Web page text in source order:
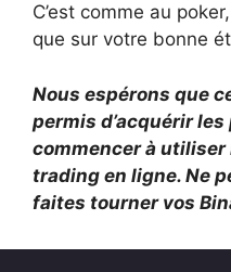
C’est comme au
que sur votre bonne
Nous espérons que
permis d’acquérir
commencer à utiliser
trading en ligne. Ne
faites tourner vos